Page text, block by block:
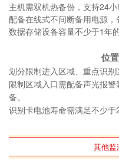
主机需双机热备份，支持24
配备在线式不间断备用电源，
数据存储设备容量不少于1年
位
划分限制进入区域、重点识别
限制区域入口需配备声光报
备。
识别卡电池寿命需满足不少于
其他监